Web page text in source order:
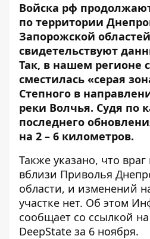
Войска рф
по территории
Запорожской
свидетельствуют
Так, в нашем регионе
сместилась «серая
Степного в
реки Волчья. Судя по
последнего
на 2 – 6 километров.
Также указано, что
вблизи Приволья
области, и изменений
участке нет. Об этом
сообщает со ссылкой на
DeepState за 6 ноября.